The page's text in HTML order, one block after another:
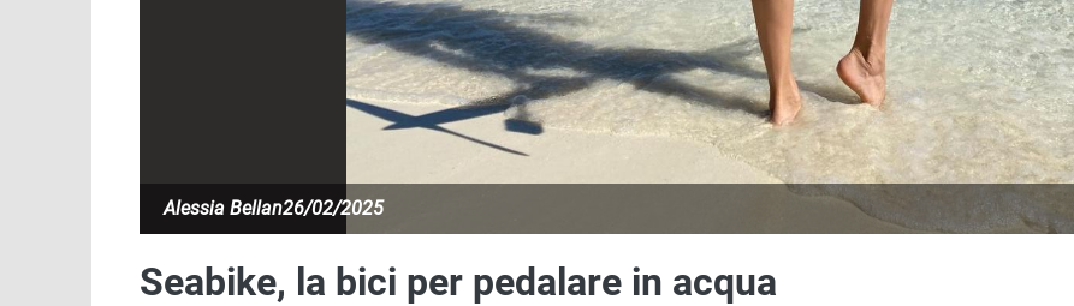
Alessia Bellan26/02/2025
Seabike, la bici per pedalare in acqua